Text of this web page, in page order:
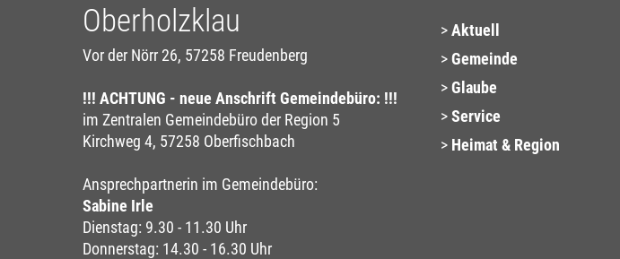
Oberholzklau
Vor der Nörr 26, 57258 Freudenberg
!!! ACHTUNG - neue Anschrift Gemeindebüro: !!!
im Zentralen Gemeindebüro der Region 5
Kirchweg 4, 57258 Oberfischbach
Ansprechpartnerin im Gemeindebüro:
Sabine Irle
Dienstag: 9.30 - 11.30 Uhr
Donnerstag: 14.30 - 16.30 Uhr
Aktuell
Gemeinde
Glaube
Service
Heimat & Region